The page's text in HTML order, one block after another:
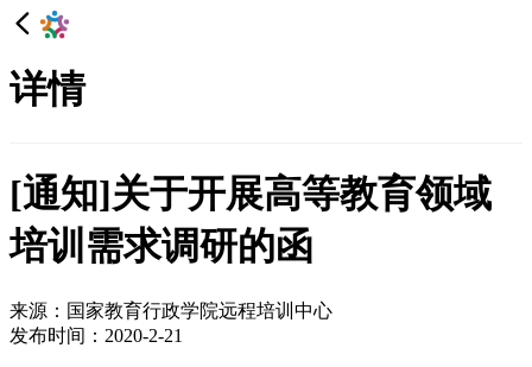
详情
[通知]关于开展高等教育领域
培训需求调研的函
来源：国家教育行政学院远程培训中心
发布时间：2020-2-21